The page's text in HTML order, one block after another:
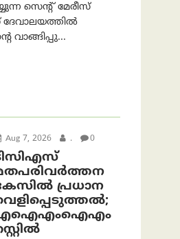
സെന്റ് മേരീസ്
വാങ്ങിപ്പു...
Aug 7, 2026 . 0
പ്രധാന